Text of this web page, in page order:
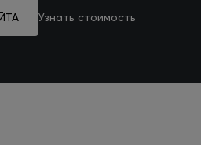
Узнать стоимость